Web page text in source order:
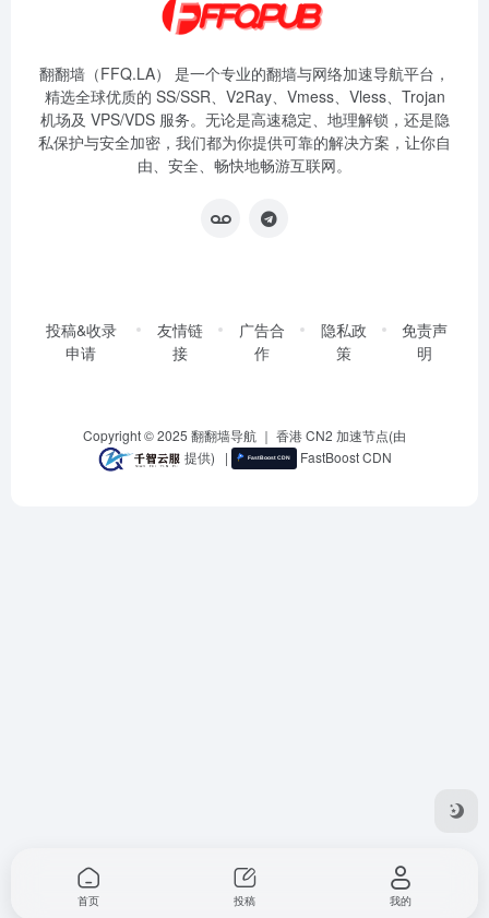
翻翻墙（FFQ.LA） 是一个专业的翻墙与网络加速导航平台，
精选全球优质的 SS/SSR、V2Ray、Vmess、Vless、Trojan
机场及 VPS/VDS 服务。无论是高速稳定、地理解锁，还是隐
私保护与安全加密，我们都为你提供可靠的解决方案，让你自
由、安全、畅快地畅游互联网。
投稿&收录
申请
友情链
接
广告合
作
隐私政
策
免责声
明
Copyright © 2025 翻翻墙导航 ｜ 香港 CN2 加速节点(由
提供) | FastBoost CDN
首页 投稿 我的